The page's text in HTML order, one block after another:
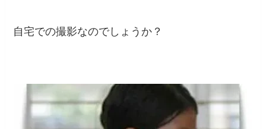
自宅での撮影なのでしょうか？